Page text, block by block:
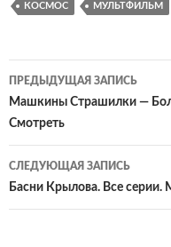
КОСМОС МУЛЬТФИЛЬМ
Навигация
по
записям
ПРЕДЫДУЩАЯ ЗАПИСЬ
Машкины Страшилки —
Смотреть
СЛЕДУЮЩАЯ ЗАПИСЬ
Басни Крылова. Все серии.